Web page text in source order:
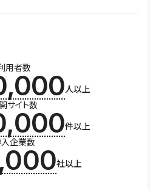
用者数
人以上
サイト数
件以上
企業数
社以上